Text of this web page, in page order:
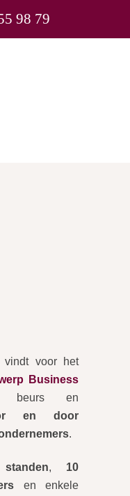
98 79
vindt voor het
Business
beurs en
en door
.
, 10
en enkele